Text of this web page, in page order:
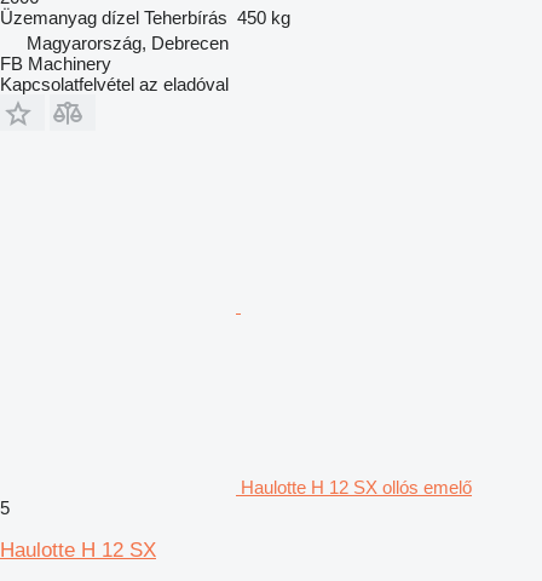
Üzemanyag dízel Teherbírás 450 kg
Magyarország, Debrecen
FB Machinery
Kapcsolatfelvétel az eladóval
Haulotte H 12 SX ollós emelő
5
Haulotte H 12 SX